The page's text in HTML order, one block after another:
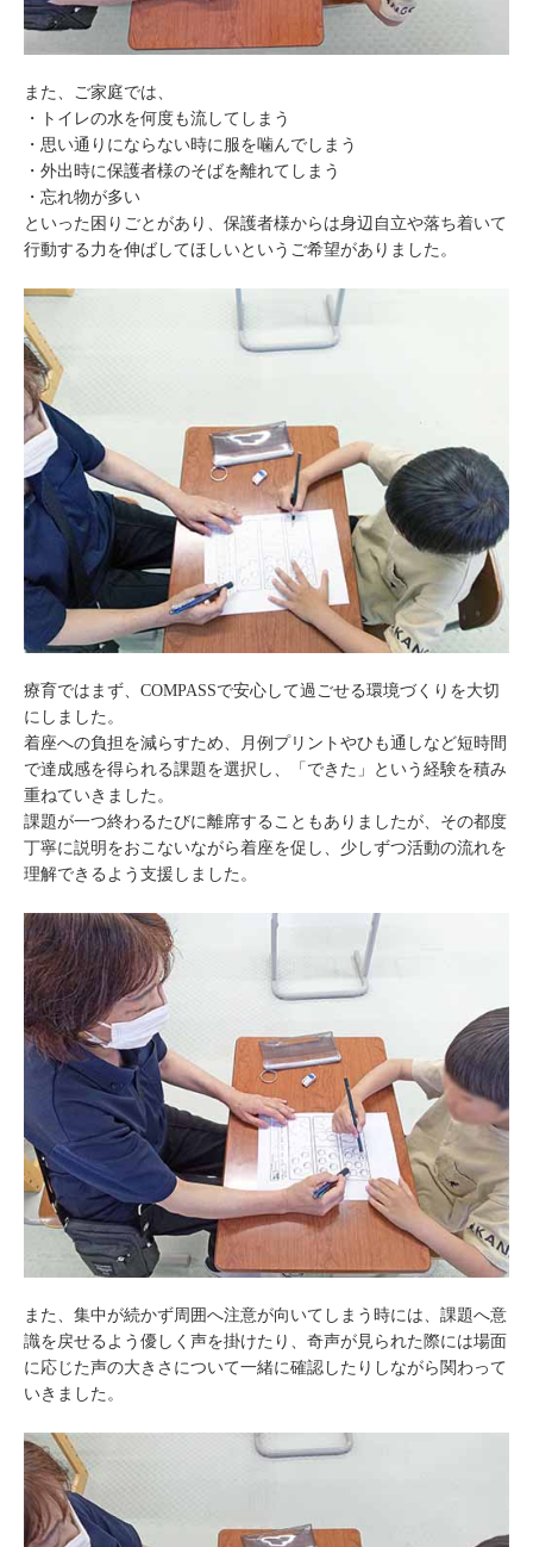
また、ご家庭では、
・トイレの水を何度も流してしまう
・思い通りにならない時に服を噛んでしまう
・外出時に保護者様のそばを離れてしまう
・忘れ物が多い
といった困りごとがあり、保護者様からは身辺自立や落ち着いて
行動する力を伸ばしてほしいというご希望がありました。
療育ではまず、COMPASSで安心して過ごせる環境づくりを大切
にしました。
着座への負担を減らすため、月例プリントやひも通しなど短時間
で達成感を得られる課題を選択し、「できた」という経験を積み
重ねていきました。
課題が一つ終わるたびに離席することもありましたが、その都度
丁寧に説明をおこないながら着座を促し、少しずつ活動の流れを
理解できるよう支援しました。
また、集中が続かず周囲へ注意が向いてしまう時には、課題へ意
識を戻せるよう優しく声を掛けたり、奇声が見られた際には場面
に応じた声の大きさについて一緒に確認したりしながら関わって
いきました。